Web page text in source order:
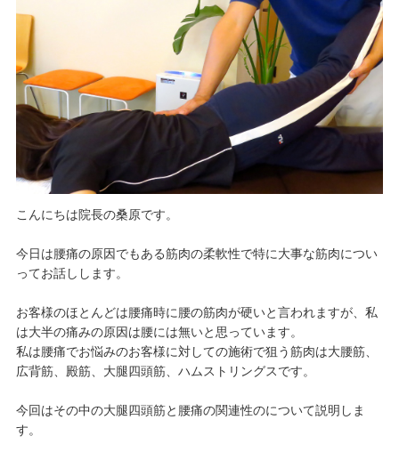
こんにちは院長の桑原です。
今日は腰痛の原因でもある筋肉の柔軟性で特に大事な筋肉につい
ってお話しします。
お客様のほとんどは腰痛時に腰の筋肉が硬いと言われますが、私
は大半の痛みの原因は腰には無いと思っています。
私は腰痛でお悩みのお客様に対しての施術で狙う筋肉は大腰筋、
広背筋、殿筋、大腿四頭筋、ハムストリングスです。
今回はその中の大腿四頭筋と腰痛の関連性のについて説明しま
す。